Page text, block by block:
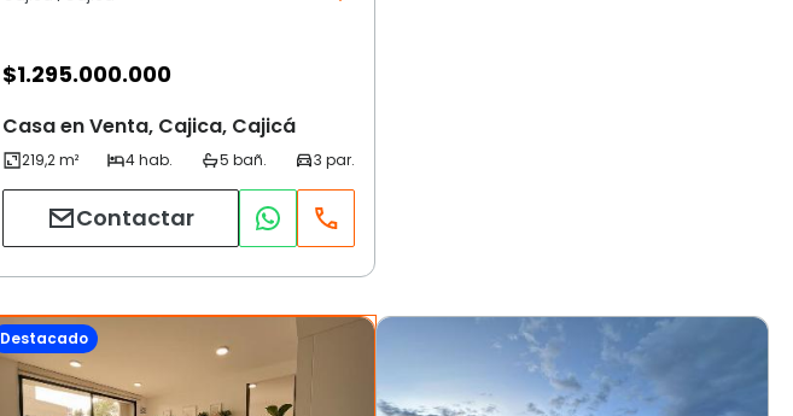
$1.295.000.000
Casa en Venta, Cajica, Cajicá
Contactar
Destacado